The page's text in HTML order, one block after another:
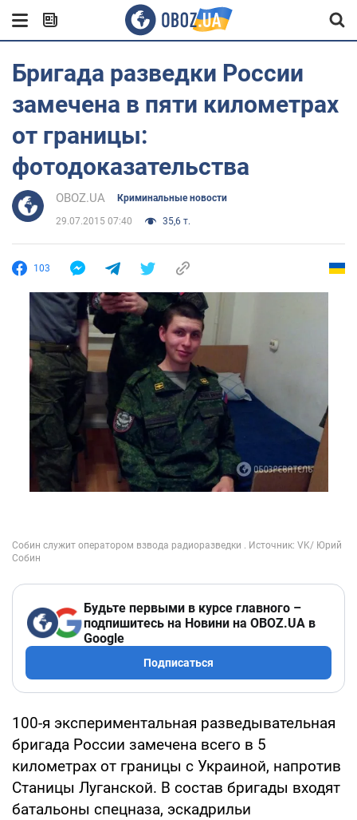
Бригада разведки России
замечена в пяти километрах
от границы:
фотодоказательства
OBOZ.UA Криминальные новости
29.07.2015 07:40 35,6 т.
103
Будьте первыми в курсе главного –
подпишитесь на Новини на OBOZ.UA в
Google
Подписаться
100-я экспериментальная разведывательная
бригада России замечена всего в 5
километрах от границы с Украиной, напротив
Станицы Луганской. В состав бригады входят
батальоны спецназа, эскадрильи